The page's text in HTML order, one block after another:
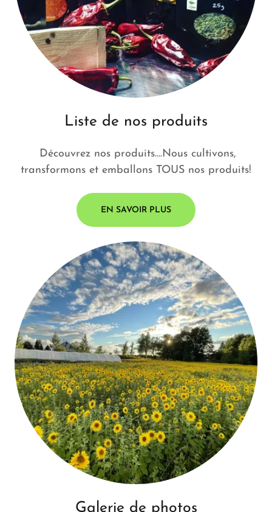
Liste de nos produits
Découvrez nos produits....Nous cultivons,
transformons et emballons TOUS nos produits!
EN SAVOIR PLUS
Galerie de photos